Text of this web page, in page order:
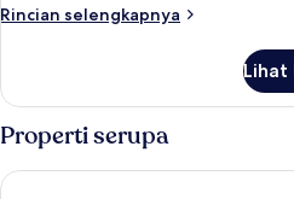
King,
difabel
(Mobility/Hearing,
Tub
w/Grab
Rincian selengkapnya
Rincian
Suite
Deluks,
1
Tempat
Tidur
Lihat
Properti serupa
Comfort Inn & Suites Seguin